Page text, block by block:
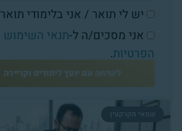
יש לי תואר / אני בלימודי תואר
אני מסכים/ה ל-תנאי השימוש
הפרטיות.
לשיחה עם יועץ לימודים וקריירה
שמאי מקרקעין